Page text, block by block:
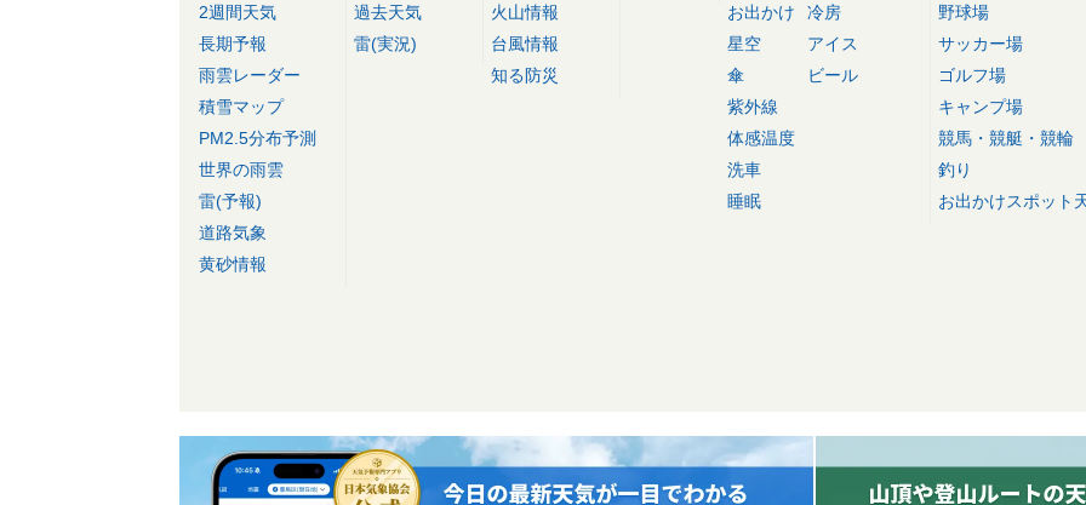
2週間天気
長期予報
雨雲レーダー
積雪マップ
PM2.5分布予測
世界の雨雲
雷(予報)
道路気象
黄砂情報
過去天気
雷(実況)
火山情報
台風情報
知る防災
お出かけ
星空
傘
紫外線
体感温度
洗車
睡眠
冷房
アイス
ビール
野球場
サッカー場
ゴルフ場
キャンプ場
競馬・競艇・競輪
釣り
お出かけスポット